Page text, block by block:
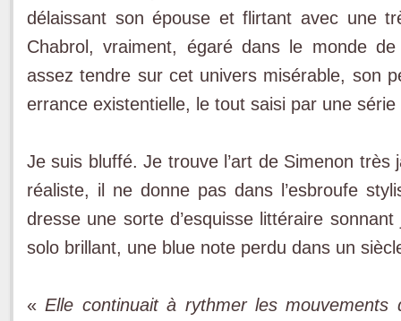
délaissant son épouse et flirtant avec une
Chabrol, vraiment, égaré dans le monde
assez tendre sur cet univers misérable, son
errance existentielle, le tout saisi par une
Je suis bluffé. Je trouve l’art de Simenon
réaliste, il ne donne pas dans l’esbroufe
dresse une sorte d’esquisse littéraire
solo brillant, une blue note perdu dans un
« Elle continuait à rythmer les mouvements